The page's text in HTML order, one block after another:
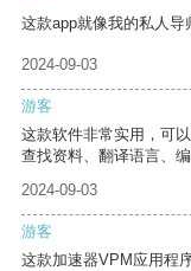
这款app就像我的私人导
2024-09-03
游客
这款软件非常实用，可
查找资料、翻译语言、编
2024-09-03
游客
这款加速器VPM应用程